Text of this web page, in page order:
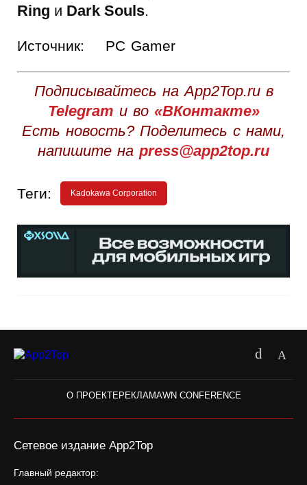
Ring и Dark Souls.
Источник: PC Gamer
Подписывайтесь на App2Top.ru в
Telegram и во «ВКонтакте»
Есть новость? Поделитесь с нами,
напишите на press@app2top.ru
Теги: Kadokawa Corporation
О ПРОЕКТЕРЕКЛАМАWN CONFERENCE
Сетевое издание App2Top
Главный редактор: